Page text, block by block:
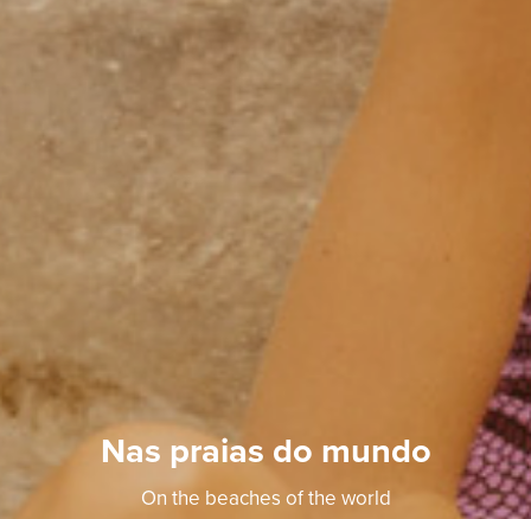
Nas praias do mundo
On the beaches of the world